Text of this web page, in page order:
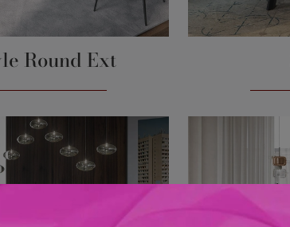
Round Ext